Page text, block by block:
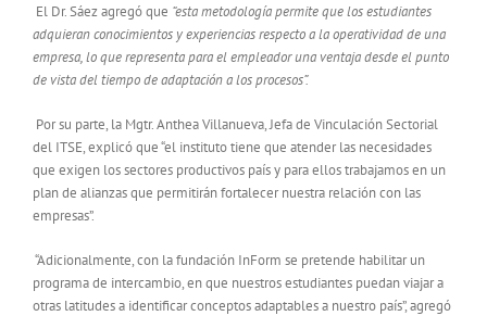
El Dr. Sáez agregó que “esta metodología permite que los estudiantes
adquieran conocimientos y experiencias respecto a la operatividad de una
empresa, lo que representa para el empleador una ventaja desde el punto
de vista del tiempo de adaptación a los procesos”.
Por su parte, la Mgtr. Anthea Villanueva, Jefa de Vinculación Sectorial
del ITSE, explicó que “el instituto tiene que atender las necesidades
que exigen los sectores productivos país y para ellos trabajamos en un
plan de alianzas que permitirán fortalecer nuestra relación con las
empresas”.
“Adicionalmente, con la fundación InForm se pretende habilitar un
programa de intercambio, en que nuestros estudiantes puedan viajar a
otras latitudes a identificar conceptos adaptables a nuestro país”, agregó